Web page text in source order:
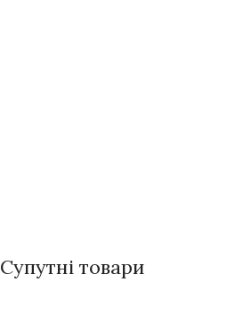
Супутні товари